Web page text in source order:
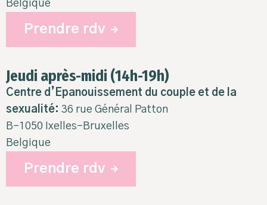
Belgique
Prendre rdv
Jeudi après-midi (14h-19h)
Centre d’Epanouissement du couple et de la
sexualité: 36 rue Général Patton
B-1050 Ixelles-Bruxelles
Belgique
Prendre rdv